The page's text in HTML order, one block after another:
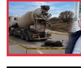
Magazin
Otomobil